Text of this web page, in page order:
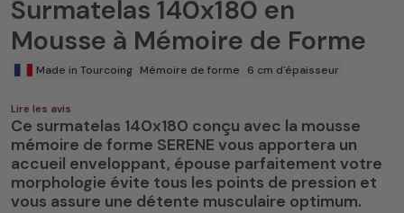
Surmatelas 140x180 en
Mousse à Mémoire de Forme
Made in Tourcoing Mémoire de forme 6 cm d'épaisseur
Lire les avis
Ce surmatelas 140x180 conçu avec la mousse
mémoire de forme SERENE vous apportera un
accueil enveloppant, épouse parfaitement votre
morphologie évite tous les points de pression et
vous assure une détente musculaire optimum.